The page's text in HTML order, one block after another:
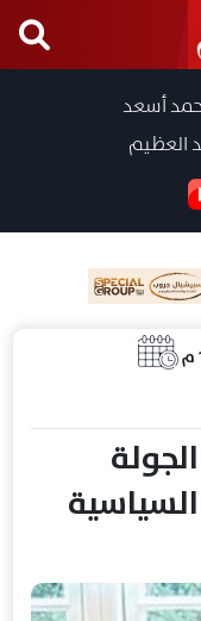
أسعد
العظيم